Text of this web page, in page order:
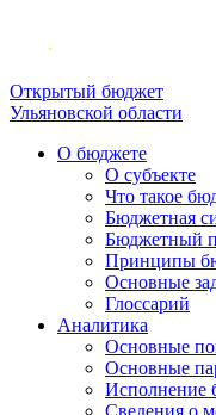
Открытый бюджет
Ульяновской области
О бюджете
О субъекте
Что такое
Бюджетная
Бюджетный
Принципы
Основные
Глоссарий
Аналитика
Основные
Основные
Исполнение
Сведения о